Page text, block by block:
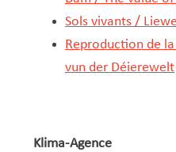
Sols vivants /
Reproduction de
vun der Déierewelt
Klima-Agence